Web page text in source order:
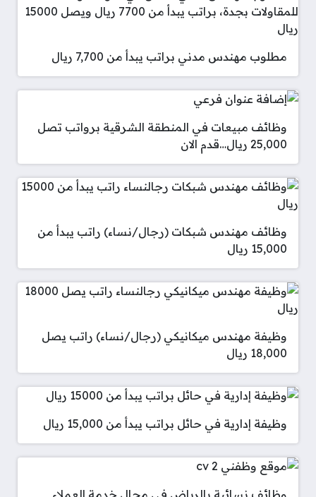
مطلوب مهندس مدني براتب يبدأ من 7,700 ريال
وظائف مبيعات في المنطقة الشرقية برواتب تصل
25,000 ريال…قدم الان
وظائف مهندس شبكات (رجال/نساء) راتب يبدأ من
15,000 ريال
وظيفة مهندس ميكانيكي (رجال/نساء) راتب يصل
18,000 ريال
وظيفة إدارية في حائل براتب يبدأ من 15,000 ريال
وظائف نسائية بالرياض في مجال خدمة العملاء